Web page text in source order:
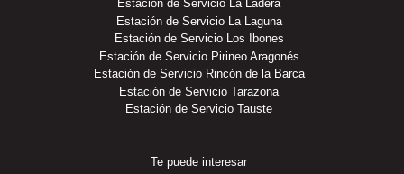
Estación de Servicio La Ladera
Estación de Servicio La Laguna
Estación de Servicio Los Ibones
Estación de Servicio Pirineo Aragonés
Estación de Servicio Rincón de la Barca
Estación de Servicio Tarazona
Estación de Servicio Tauste
Te puede interesar